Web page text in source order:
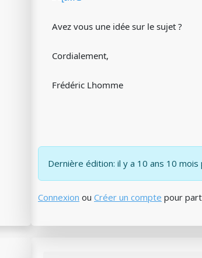
Avez vous une idée sur le sujet ?
Cordialement,
Frédéric Lhomme
Dernière édition: il y a 10 ans 10 mois
Connexion ou Créer un compte pour